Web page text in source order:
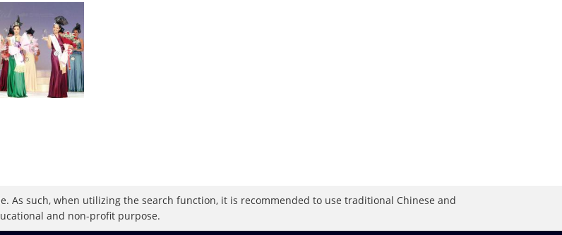
such, when utilizing the search function, it is recommended to use traditional Chinese and
and non-profit purpose.